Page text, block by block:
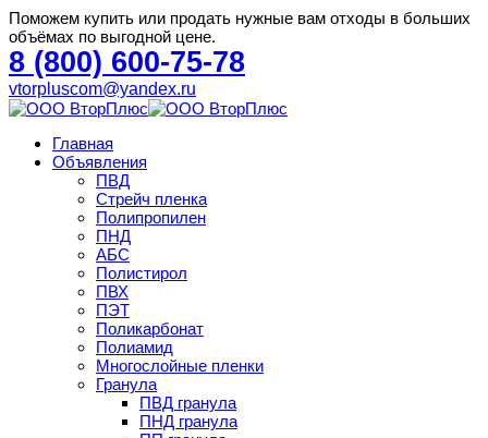
Поможем купить или продать нужные вам отходы в больших
объёмах по выгодной цене.
8 (800) 600-75-78
vtorpluscom@yandex.ru
Главная
Объявления
ПВД
Стрейч пленка
Полипропилен
ПНД
АБС
Полистирол
ПВХ
ПЭТ
Поликарбонат
Полиамид
Многослойные пленки
Гранула
ПВД гранула
ПНД гранула